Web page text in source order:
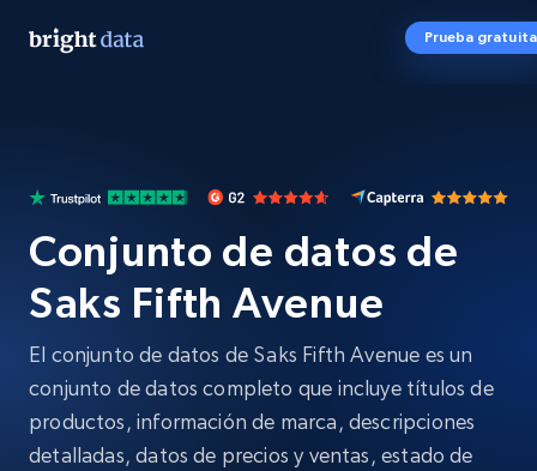
Prueba gratuita
Conjunto de datos de
Saks Fifth Avenue
El conjunto de datos de Saks Fifth Avenue es un
conjunto de datos completo que incluye títulos de
productos, información de marca, descripciones
detalladas, datos de precios y ventas, estado de